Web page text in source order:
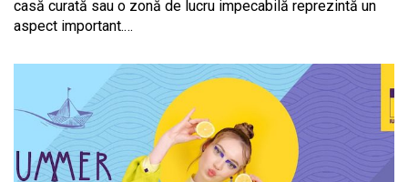
casă curată sau o zonă de lucru impecabilă reprezintă un
aspect important.…